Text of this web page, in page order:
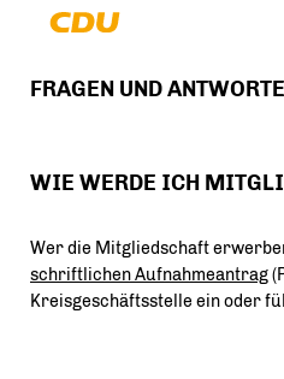
FRAGEN UND
WIE WERDE ICH
Wer die Mitgliedschaft
schriftlichen Aufnahmeantrag
Kreisgeschäftsstelle ein oder